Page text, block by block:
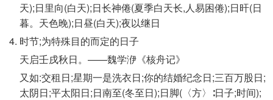
天);日里向(白天);日长神倦(夏季白天长,人易困倦);日旰(日
暮。天色晚);日昼(白天);夜以继日
时节;为特殊目的而定的日子
天启壬戌秋日。——魏学洢《核舟记》
又如:交租日;星期一是洗衣日;你的结婚纪念日;三百万股日;
太阴日;平太阳日;日南至(冬至日);日脚(〈方〉∶日子;时间);